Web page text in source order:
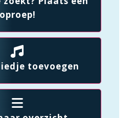
oproep!
toevoegen